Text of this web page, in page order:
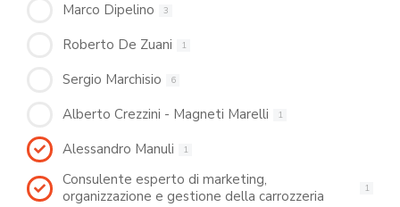
Marco Dipelino 3
Roberto De Zuani 1
Sergio Marchisio 6
Alberto Crezzini - Magneti Marelli 1
Alessandro Manuli 1
Consulente esperto di marketing,
organizzazione e gestione della carrozzeria
1